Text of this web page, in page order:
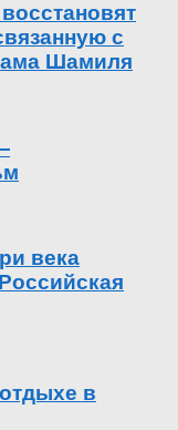
с
Шамиля
века
в